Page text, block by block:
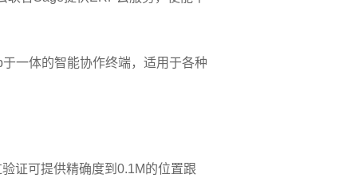
一体的智能协作终端，适用于各种
证可提供精确度到0.1M的位置跟